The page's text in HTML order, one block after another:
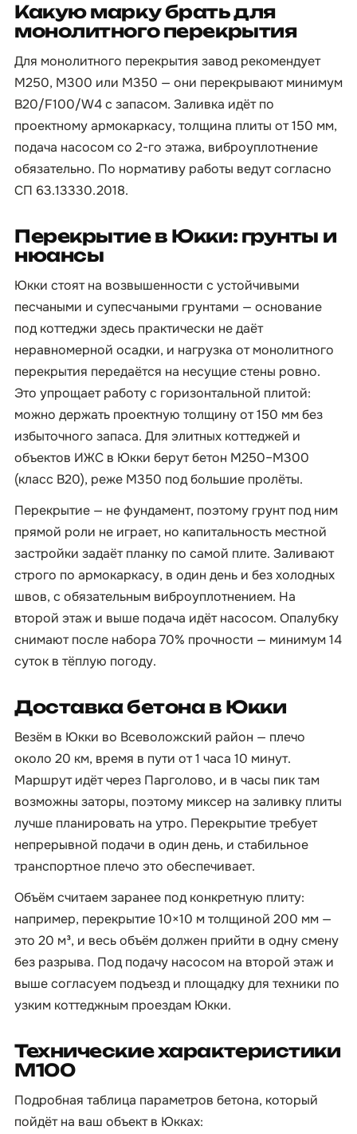
Какую марку брать для
монолитного перекрытия
Для монолитного перекрытия завод рекомендует
М250, М300 или М350 — они перекрывают минимум
B20/F100/W4 с запасом. Заливка идёт по
проектному армокаркасу, толщина плиты от 150 мм,
подача насосом со 2-го этажа, виброуплотнение
обязательно. По нормативу работы ведут согласно
СП 63.13330.2018.
Перекрытие в Юкки: грунты и
нюансы
Юкки стоят на возвышенности с устойчивыми
песчаными и супесчаными грунтами — основание
под коттеджи здесь практически не даёт
неравномерной осадки, и нагрузка от монолитного
перекрытия передаётся на несущие стены ровно.
Это упрощает работу с горизонтальной плитой:
можно держать проектную толщину от 150 мм без
избыточного запаса. Для элитных коттеджей и
объектов ИЖС в Юкки берут бетон М250–М300
(класс B20), реже М350 под большие пролёты.
Перекрытие — не фундамент, поэтому грунт под ним
прямой роли не играет, но капитальность местной
застройки задаёт планку по самой плите. Заливают
строго по армокаркасу, в один день и без холодных
швов, с обязательным виброуплотнением. На
второй этаж и выше подача идёт насосом. Опалубку
снимают после набора 70% прочности — минимум 14
суток в тёплую погоду.
Доставка бетона в Юкки
Везём в Юкки во Всеволожский район — плечо
около 20 км, время в пути от 1 часа 10 минут.
Маршрут идёт через Парголово, и в часы пик там
возможны заторы, поэтому миксер на заливку плиты
лучше планировать на утро. Перекрытие требует
непрерывной подачи в один день, и стабильное
транспортное плечо это обеспечивает.
Объём считаем заранее под конкретную плиту:
например, перекрытие 10×10 м толщиной 200 мм —
это 20 м³, и весь объём должен прийти в одну смену
без разрыва. Под подачу насосом на второй этаж и
выше согласуем подъезд и площадку для техники по
узким коттеджным проездам Юкки.
Технические характеристики
М100
Подробная таблица параметров бетона, который
пойдёт на ваш объект в Юкках: